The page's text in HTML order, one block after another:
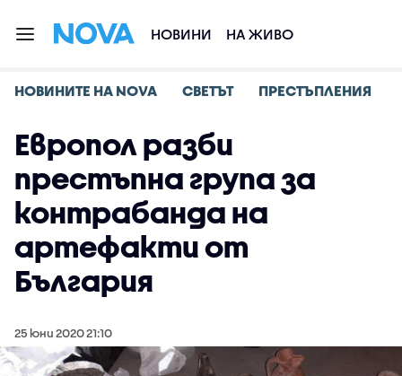
НОВИНИ НА ЖИВО
НОВИНИТЕ НА NOVA СВЕТЪТ ПРЕСТЪПЛЕНИЯ
Европол разби
престъпна група за
контрабанда на
артефакти от
България
25 юни 2020 21:10